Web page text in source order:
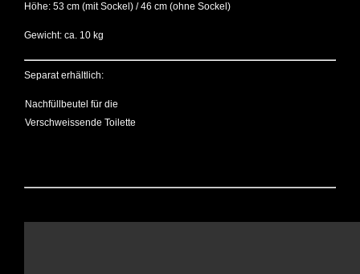
Höhe: 53 cm (mit Sockel) / 46 cm (ohne Sockel)
Gewicht: ca. 10 kg
Separat erhältlich:
Nachfüllbeutel für die
Verschweissende Toilette